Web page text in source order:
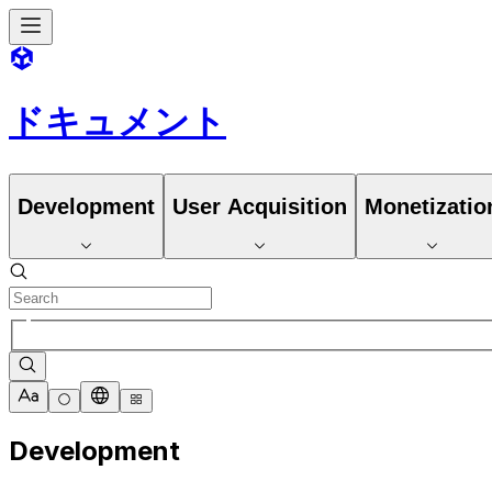
ドキュメント
Development User Acquisition
Development